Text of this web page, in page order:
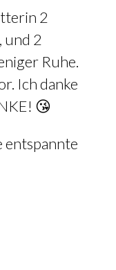
2
und 2
Ruhe.
Ich danke
😘
entspannte